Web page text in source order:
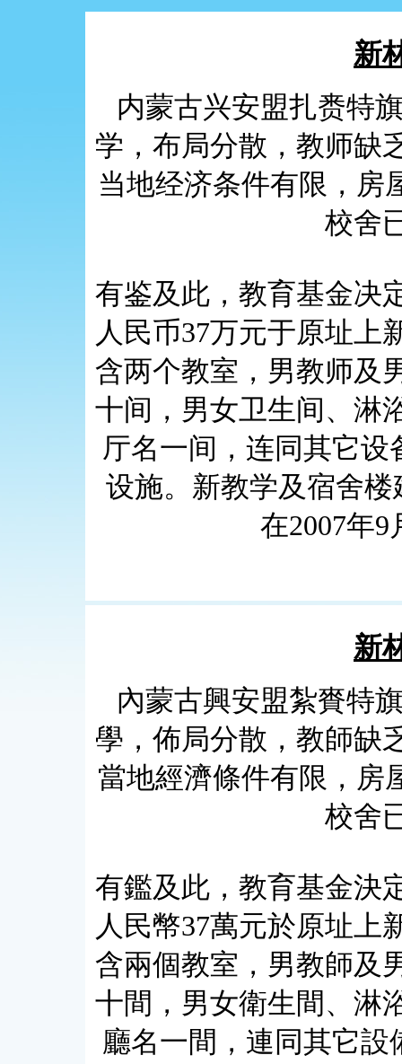
新
内蒙古兴安盟扎赉特
学，布局分散，教师缺
当地经济条件有限，房
校舍
有鉴及此，教育基金决
人民币37万元于原址上
含两个教室，男教师及
十间，男女卫生间、淋
厅名一间，连同其它
设施。新教学及宿舍
在2007年
新
內蒙古興安盟紮賚特
學，佈局分散，教師缺
當地經濟條件有限，房
校舍
有鑑及此，教育基金決
人民幣37萬元於原址上
含兩個教室，男教師及
十間，男女衛生間、淋
廳名一間，連同其它